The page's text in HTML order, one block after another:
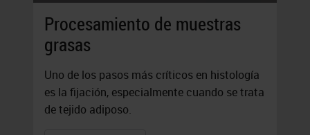
Procesamiento de muestras
grasas
Uno de los pasos más críticos en histología
es la fijación, especialmente cuando se trata
de tejido adiposo.